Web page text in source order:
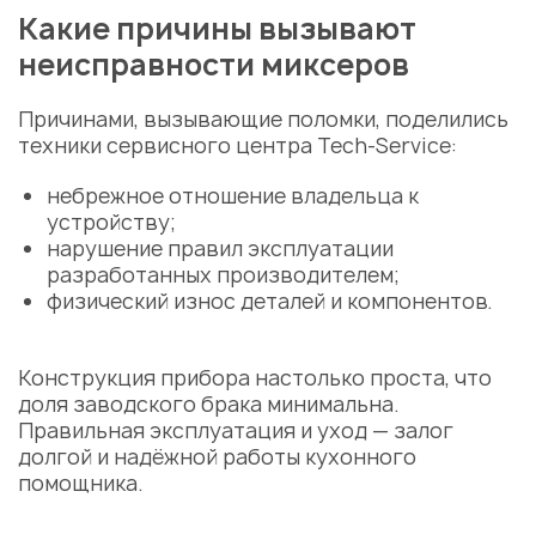
Какие причины вызывают
неисправности миксеров
Причинами, вызывающие поломки, поделились
техники сервисного центра Tech-Service:
небрежное отношение владельца к
устройству;
нарушение правил эксплуатации
разработанных производителем;
физический износ деталей и компонентов.
Конструкция прибора настолько проста, что
доля заводского брака минимальна.
Правильная эксплуатация и уход — залог
долгой и надёжной работы кухонного
помощника.